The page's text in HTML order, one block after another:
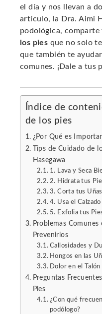
el día y nos llevan a
artículo, la Dra. Aimi
podológica, comparte
los pies que no solo
que también te
comunes. ¡Dale a tus
Índice de
de los pies
¿Por Qué es
Tips de Cuidado de
Hasegawa
1. Lava y Seca
2. Hidrata tus
3. Corta tus
4. Usa el
5. Exfolia tus
Problemas
Prevenirlos
Callosidades y
Hongos en las
Dolor en el Talón
Preguntas
Pies
¿Con qué
podólogo?